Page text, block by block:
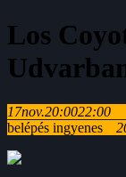
Los
17nov.20:0022:00
belépés ingyenes